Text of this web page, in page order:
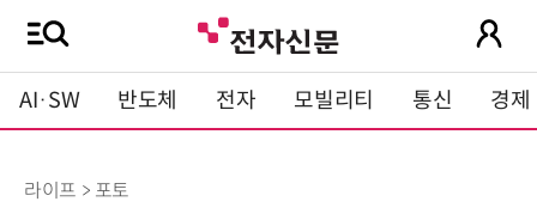
AI·SW 반도체 전자 모빌리티 통신 경제
라이프 > 포토